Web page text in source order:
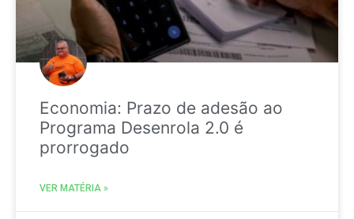
Economia: Prazo de adesão ao
Programa Desenrola 2.0 é
prorrogado
VER MATÉRIA »